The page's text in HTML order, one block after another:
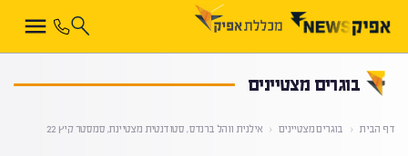
בוגרים מצטיינים
דף הבית ‹ בוגרים מצטיינים ‹ אילנית ווהל ברנדס, סטודנטית מצטיינת, סמסטר קיץ 22